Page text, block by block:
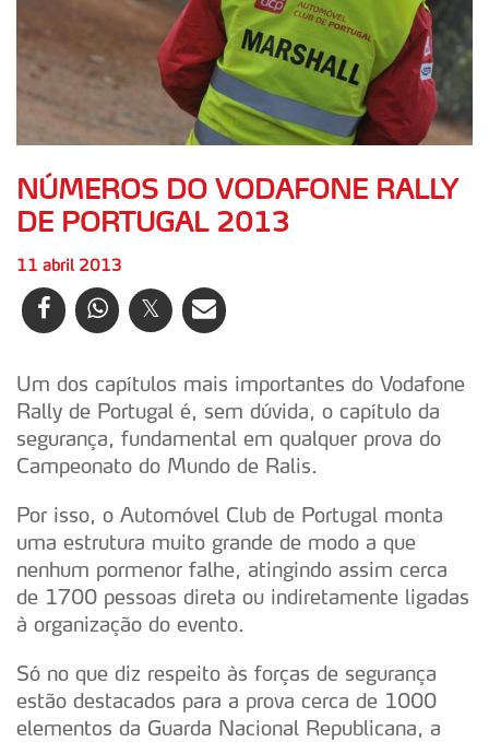
NÚMEROS DO VODAFONE RALLY
DE PORTUGAL 2013
11 abril 2013
Um dos capítulos mais importantes do Vodafone
Rally de Portugal é, sem dúvida, o capítulo da
segurança, fundamental em qualquer prova do
Campeonato do Mundo de Ralis.
Por isso, o Automóvel Club de Portugal monta
uma estrutura muito grande de modo a que
nenhum pormenor falhe, atingindo assim cerca
de 1700 pessoas direta ou indiretamente ligadas
à organização do evento.
Só no que diz respeito às forças de segurança
estão destacados para a prova cerca de 1000
elementos da Guarda Nacional Republicana, a